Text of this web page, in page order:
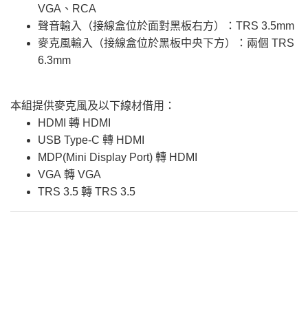
VGA、RCA
聲音輸入（接線盒位於面對黑板右方）：TRS 3.5mm
麥克風輸入（接線盒位於黑板中央下方）：兩個 TRS
6.3mm
本組提供麥克風及以下線材借用：
HDMI 轉 HDMI
USB Type-C 轉 HDMI
MDP(Mini Display Port) 轉 HDMI
VGA 轉 VGA
TRS 3.5 轉 TRS 3.5